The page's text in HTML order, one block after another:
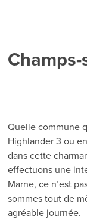
Quelle commune
Highlander 3 ou
dans cette
effectuons une
Marne, ce n’est
sommes tout de
agréable journée.